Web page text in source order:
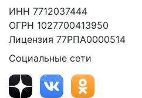
ИНН 7712037444
ОГРН 1027700413950
Лицензия 77РПА0000514
Социальные сети